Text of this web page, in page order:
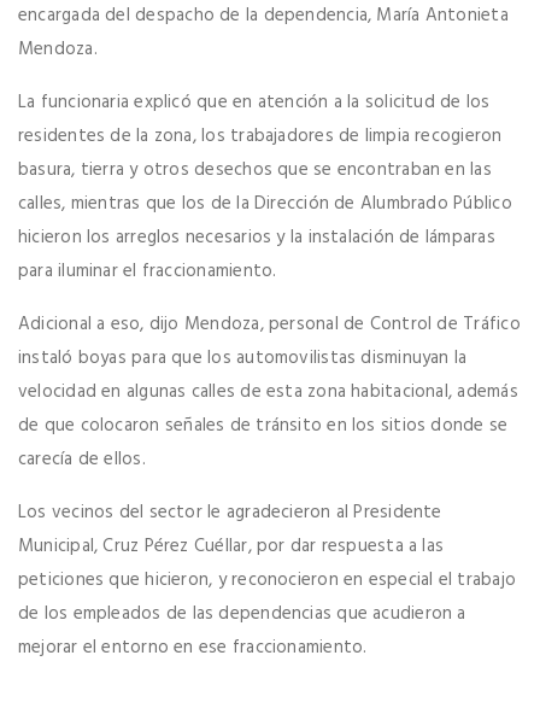
encargada del despacho de la dependencia, María Antonieta
Mendoza.
La funcionaria explicó que en atención a la solicitud de los
residentes de la zona, los trabajadores de limpia recogieron
basura, tierra y otros desechos que se encontraban en las
calles, mientras que los de la Dirección de Alumbrado Público
hicieron los arreglos necesarios y la instalación de lámparas
para iluminar el fraccionamiento.
Adicional a eso, dijo Mendoza, personal de Control de Tráfico
instaló boyas para que los automovilistas disminuyan la
velocidad en algunas calles de esta zona habitacional, además
de que colocaron señales de tránsito en los sitios donde se
carecía de ellos.
Los vecinos del sector le agradecieron al Presidente
Municipal, Cruz Pérez Cuéllar, por dar respuesta a las
peticiones que hicieron, y reconocieron en especial el trabajo
de los empleados de las dependencias que acudieron a
mejorar el entorno en ese fraccionamiento.